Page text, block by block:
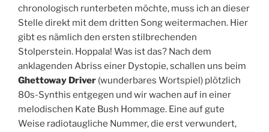
chronologisch runterbeten möchte, muss ich an dieser
Stelle direkt mit dem dritten Song weitermachen. Hier
gibt es nämlich den ersten stilbrechenden
Stolperstein. Hoppala! Was ist das? Nach dem
anklagenden Abriss einer Dystopie, schallen uns beim
Ghettoway Driver (wunderbares Wortspiel) plötzlich
80s-Synthis entgegen und wir wachen auf in einer
melodischen Kate Bush Hommage. Eine auf gute
Weise radiotaugliche Nummer, die erst verwundert,